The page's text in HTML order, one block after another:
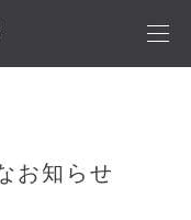
お知らせ